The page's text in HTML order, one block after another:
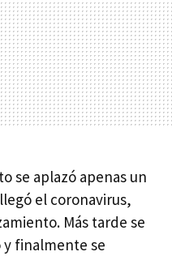
se aplazó apenas un
el coronavirus,
Más tarde se
finalmente se